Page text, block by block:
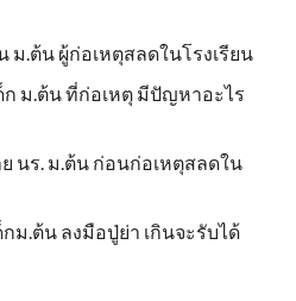
ม.ต้น ผู้ก่อเหตุสลดในโรงเรียน
ก ม.ต้น ที่ก่อเหตุ มีปัญหาอะไร
นร. ม.ต้น ก่อนก่อเหตุสลดใน
ม.ต้น ลงมือปู่ย่า เกินจะรับได้